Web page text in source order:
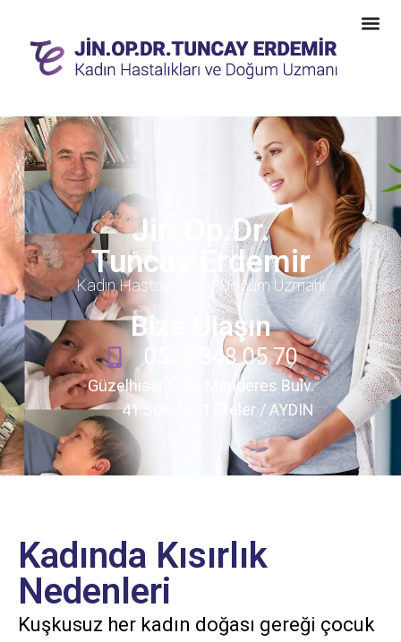
Jin.Op.Dr.
Tuncay Erdemir
Kadın Hastalıkları ve Doğum Uzmanı
Bize Ulaşın
0532 348 05 70
Güzelhisar Mah. Menderes Bulv.
41.Sok. No:1 Efeler / AYDIN
Kadında Kısırlık
Nedenleri
Kuşkusuz her kadın doğası gereği çocuk